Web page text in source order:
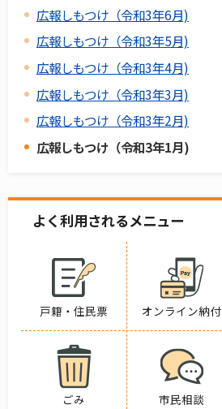
広報しもつけ（令和3年6月)
広報しもつけ（令和3年5月)
広報しもつけ（令和3年4月)
広報しもつけ（令和3年3月)
広報しもつけ（令和3年2月)
広報しもつけ（令和3年1月)
よく利用されるメニュー
戸籍・住民票 オンライン納付
ごみ 市民相談